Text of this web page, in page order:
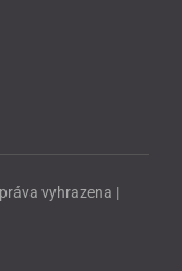
vyhrazena |